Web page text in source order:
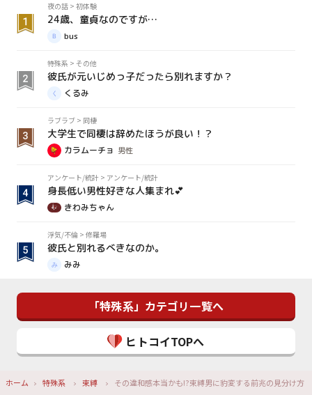
夜の話 > 初体験
24歳、童貞なのですが…
bus
特殊系 > その他
彼氏が元いじめっ子だったら別れますか？
くるみ
ラブラブ > 同棲
大学生で同棲は辞めたほうが良い！？
カラムーチョ 男性
アンケート/統計 > アンケート/統計
身長低い男性好きな人集まれ💕
きわみちゃん
浮気/不倫 > 修羅場
彼氏と別れるべきなのか。
みみ
「特殊系」カテゴリ一覧へ
ヒトコイTOPへ
ホーム 特殊系 束縛 その違和感本当かも!?束縛男に豹変する前兆の見分け方